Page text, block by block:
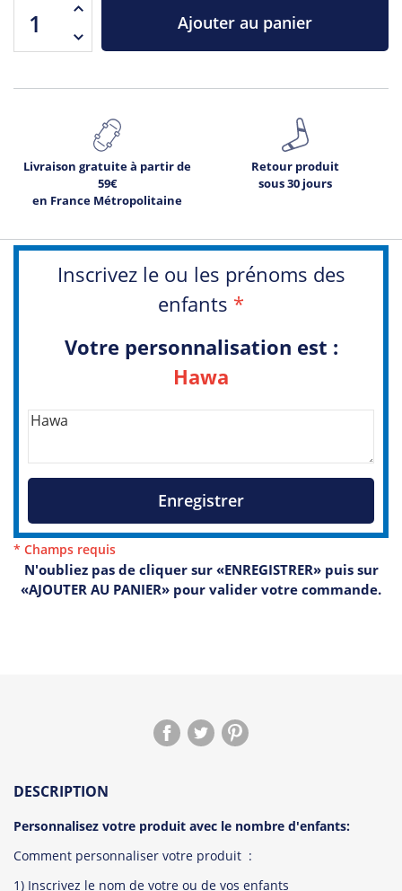
Ajouter au panier
Livraison gratuite à partir de
59€
en France Métropolitaine
Retour produit
sous 30 jours
Inscrivez le ou les prénoms des
enfants *
Votre personnalisation est :
Hawa
Enregistrer
* Champs requis
N'oubliez pas de cliquer sur «ENREGISTRER» puis sur
«AJOUTER AU PANIER» pour valider votre commande.
DESCRIPTION
Personnalisez votre produit avec le nombre d'enfants:
Comment personnaliser votre produit :
1) Inscrivez le nom de votre ou de vos enfants